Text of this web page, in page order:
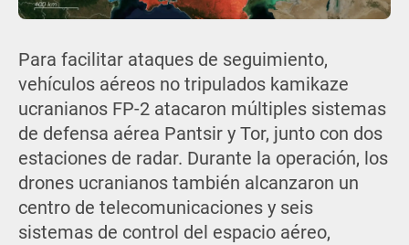
Para facilitar ataques de seguimiento,
vehículos aéreos no tripulados kamikaze
ucranianos FP-2 atacaron múltiples sistemas
de defensa aérea Pantsir y Tor, junto con dos
estaciones de radar. Durante la operación, los
drones ucranianos también alcanzaron un
centro de telecomunicaciones y seis
sistemas de control del espacio aéreo,